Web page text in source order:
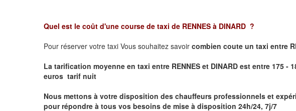
Quel est le coût d'une course de taxi de RENNES à DINARD ?
Pour réserver votre taxi Vous souhaitez savoir combien coute un taxi entre
La tarification moyenne en taxi entre RENNES et DINARD est entre 175
euros tarif nuit
Nous mettons à votre disposition des chauffeurs professionnels et
pour répondre à tous vos besoins de mise à disposition 24h/24, 7j/7